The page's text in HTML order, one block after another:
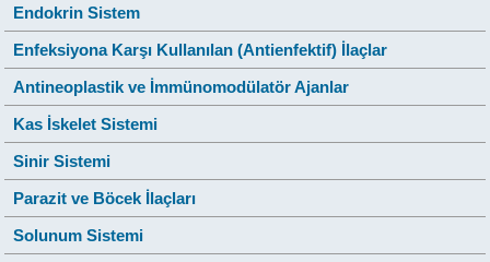
Endokrin Sistem
Enfeksiyona Karşı Kullanılan (Antienfektif) İlaçlar
Antineoplastik ve İmmünomodülatör Ajanlar
Kas İskelet Sistemi
Sinir Sistemi
Parazit ve Böcek İlaçları
Solunum Sistemi